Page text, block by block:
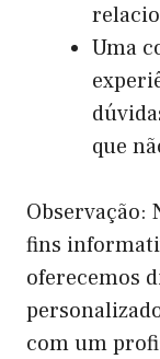
Uma
que
Observação:
fins
oferecemos
com um